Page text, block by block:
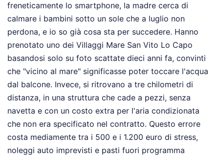
freneticamente lo smartphone, la madre cerca di
calmare i bambini sotto un sole che a luglio non
perdona, e io so già cosa sta per succedere. Hanno
prenotato uno dei Villaggi Mare San Vito Lo Capo
basandosi solo su foto scattate dieci anni fa, convinti
che "vicino al mare" significasse poter toccare l'acqua
dal balcone. Invece, si ritrovano a tre chilometri di
distanza, in una struttura che cade a pezzi, senza
navetta e con un costo extra per l'aria condizionata
che non era specificato nel contratto. Questo errore
costa mediamente tra i 500 e i 1.200 euro di stress,
noleggi auto imprevisti e pasti fuori programma